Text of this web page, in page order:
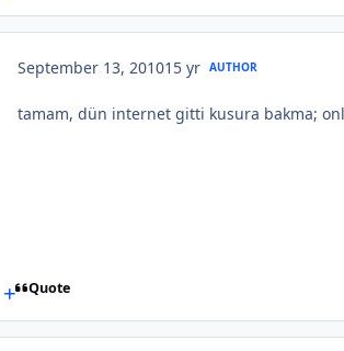
September 13, 201015 yr AUTHOR
tamam, dün internet gitti kusura bakma;
Quote